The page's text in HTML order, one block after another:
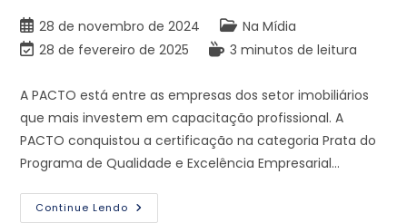
28 de novembro de 2024
Na Mídia
28 de fevereiro de 2025
3 minutos de leitura
A PACTO está entre as empresas dos setor imobiliários
que mais investem em capacitação profissional. A
PACTO conquistou a certificação na categoria Prata do
Programa de Qualidade e Excelência Empresarial…
Continue Lendo